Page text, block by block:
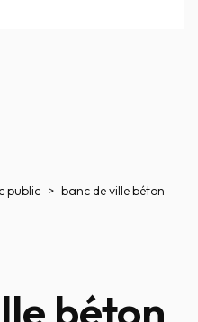
public
banc de ville béton